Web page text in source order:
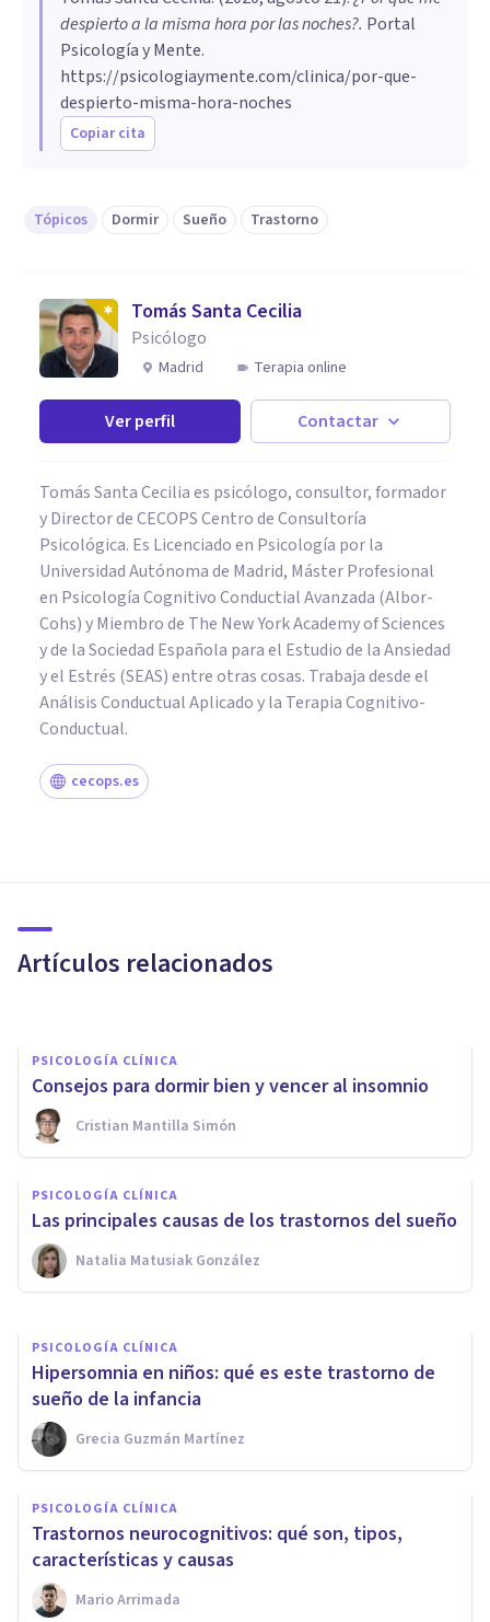
despierto a la misma hora por las noches?. Portal
Psicología y Mente.
https://psicologiaymente.com/clinica/por-que-
despierto-misma-hora-noches
Copiar cita
Tópicos Dormir Sueño Trastorno
Tomás Santa Cecilia
Psicólogo
Madrid Terapia online
Ver perfil Contactar
Tomás Santa Cecilia es psicólogo, consultor, formador
y Director de CECOPS Centro de Consultoría
Psicológica. Es Licenciado en Psicología por la
Universidad Autónoma de Madrid, Máster Profesional
en Psicología Cognitivo Conductial Avanzada (Albor-
Cohs) y Miembro de The New York Academy of Sciences
y de la Sociedad Española para el Estudio de la Ansiedad
y el Estrés (SEAS) entre otras cosas. Trabaja desde el
Análisis Conductual Aplicado y la Terapia Cognitivo-
Conductual.
cecops.es
Artículos relacionados
sueño
PSICOLOGÍA CLÍNICA
Consejos para dormir bien y vencer al insomnio
Cristian Mantilla Simón
PSICOLOGÍA CLÍNICA
Las principales causas de los trastornos del sueño
Natalia Matusiak González
PSICOLOGÍA CLÍNICA
Solo tengo ganas de dormir:
posibles causas, y qué hacer
Nahum Montagud Rubio
PSICOLOGÍA CLÍNICA
Hipersomnia en niños: qué es este trastorno de
sueño de la infancia
Grecia Guzmán Martínez
PSICOLOGÍA CLÍNICA
Trastornos neurocognitivos: qué son, tipos,
características y causas
Mario Arrimada